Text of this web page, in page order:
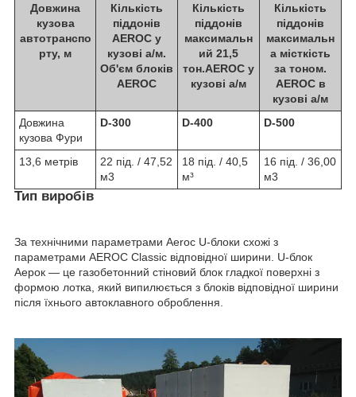
Довжина
кузова
автотранспо
рту, м
Кількість
піддонів
AEROC у
кузові а/м.
Об'єм блоків
AEROC
Кількість
піддонів
максимальн
ий 21,5
тон.AEROC у
кузові а/м
Кількість
піддонів
максимальн
а місткість
за тоном.
AEROC в
кузові а/м
Довжина
кузова Фури
D-300 D-400 D-500
13,6 метрів
22 під. / 47,52
м3
18 під. / 40,5
м³
16 під. / 36,00
м3
Тип виробів
За технічними параметрами Aeroc U-блоки схожі з
параметрами AEROC Classic відповідної ширини. U-блок
Аерок — це газобетонний стіновий блок гладкої поверхні з
формою лотка, який випилюється з блоків відповідної ширини
після їхнього автоклавного оброблення.